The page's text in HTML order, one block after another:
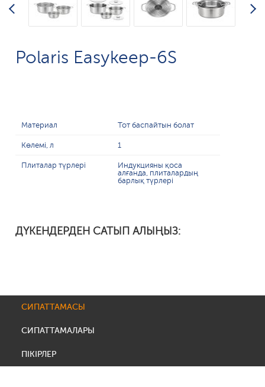
Polaris Easykeep-6S
Материал Тот баспайтын болат
Көлемі, л 1
Плиталар түрлері
Индукцияны қоса
алғанда, плиталардың
барлық түрлері
ДҮКЕНДЕРДЕН САТЫП АЛЫҢЫЗ:
СИПАТТАМАСЫ
СИПАТТАМАЛАРЫ
ПІКІРЛЕР